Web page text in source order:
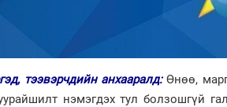
тээвэрчдийн анхааралд:Өнөө,
нэмэгдэх тул болзошгүй